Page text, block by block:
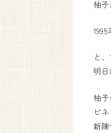
柚
と
明
柚
ピ
新